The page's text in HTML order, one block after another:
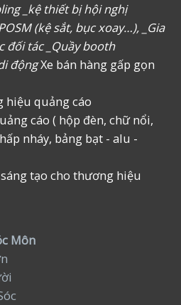
_kệ thiết bị hội nghị
(kệ sắt, bục xoay…), _Gia
đối tác _Quầy booth
độngXe bán hàng gấp gọn
hiệu quảng cáo
cáo ( hộp đèn, chữ nổi,
nháy, bảng bạt - alu -
sáng tạo cho thương hiệu
Môn